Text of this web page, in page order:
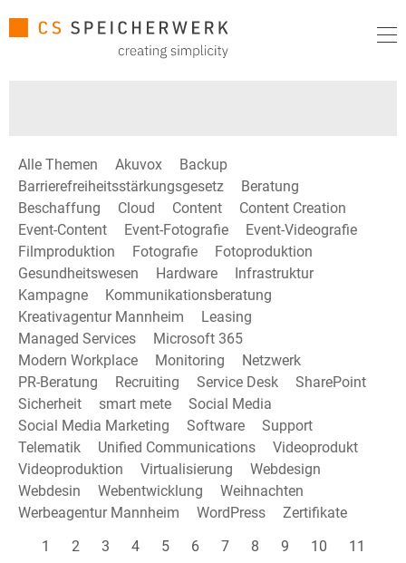
Alle Themen Akuvox
Backup
Barrierefreiheitsstärkungsgesetz
Beratung
Beschaffung
Cloud Content
Content Creation
Event-Content
Event-Fotografie
Event-Videografie
Filmproduktion
Fotografie
Fotoproduktion
Gesundheitswesen
Hardware
Infrastruktur
Kampagne
Kommunikationsberatung
Kreativagentur Mannheim
Leasing
Managed Services
Microsoft 365
Modern Workplace
Monitoring
Netzwerk
PR-Beratung
Recruiting Service Desk
SharePoint
Sicherheit
smart mete
Social Media
Social Media Marketing
Software
Support
Telematik
Unified Communications
Videoprodukt
Videoproduktion
Virtualisierung
Webdesign
Webdesin
Webentwicklung
Weihnachten
Werbeagentur Mannheim
WordPress
Zertifikate
1
2 3 4 5 6 7 8 9 10
11